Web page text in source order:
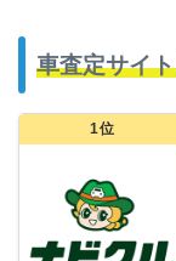
車査定サイ
1位